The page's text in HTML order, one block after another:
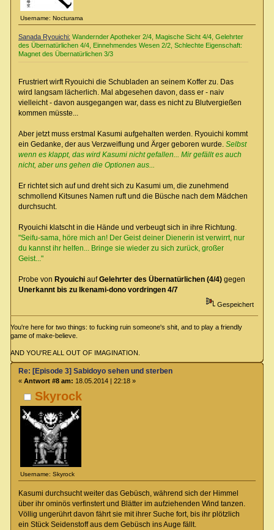
Username: Nocturama
Sanada Ryouichi: Wandernder Apotheker 2/4, Magische Sicht 4/4, Gelehrter
des Übernatürlichen 4/4, Einnehmendes Wesen 2/2, Schlechte Eigenschaft:
Magnet des Übernatürlichen 3/3
Frustriert wirft Ryouichi die Schubladen an seinem Koffer zu. Das
wird langsam lächerlich. Mal abgesehen davon, dass er - naiv
vielleicht - davon ausgegangen war, dass es nicht zu Blutvergießen
kommen müsste...
Aber jetzt muss erstmal Kasumi aufgehalten werden. Ryouichi kommt
ein Gedanke, der aus Verzweiflung und Ärger geboren wurde. Selbst
wenn es klappt, das wird Kasumi nicht gefallen... Mir gefällt es auch
nicht, aber uns gehen die Optionen aus...
Er richtet sich auf und dreht sich zu Kasumi um, die zunehmend
schmollend Kitsunes Namen ruft und die Büsche nach dem Mädchen
durchsucht.
Ryouichi klatscht in die Hände und verbeugt sich in ihre Richtung.
"Seifu-sama, höre mich an! Der Geist deiner Dienerin ist verwirrt, nur
du kannst ihr helfen... Bringe sie wieder zu sich zurück, großer
Geist..."
Probe von RyouichiaufGelehrter des Übernatürlichen (4/4)gegen
Unerkannt bis zu Ikenami-dono vordringen 4/7
Gespeichert
You're here for two things: to fucking ruin someone's shit, and to play a friendly
game of make-believe.
AND YOU'RE ALL OUT OF IMAGINATION.
Skyrock
Username: Skyrock
Re: [Episode 3] Sabidoyo sehen und sterben
« Antwort #8 am: 18.05.2014 | 22:18 »
Kasumi durchsucht weiter das Gebüsch, während sich der Himmel
über ihr ominös verfinstert und Blätter im aufziehenden Wind tanzen.
Völlig ungerührt davon fährt sie mit ihrer Suche fort, bis ihr plötzlich
ein Stück Seidenstoff aus dem Gebüsch ins Auge fällt.